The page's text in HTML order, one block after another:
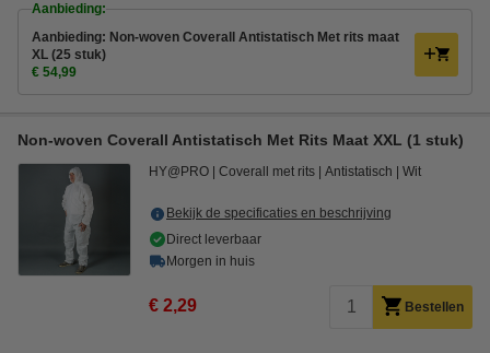
Aanbieding:
Aanbieding: Non-woven Coverall Antistatisch Met rits maat
XL (25 stuk)
€ 54,99
Non-woven Coverall Antistatisch Met Rits Maat XXL (1 stuk)
HY@PRO Coverall met rits Antistatisch Wit
Bekijk de specificaties en beschrijving
Direct leverbaar
Morgen in huis
€ 2,29 Bestellen